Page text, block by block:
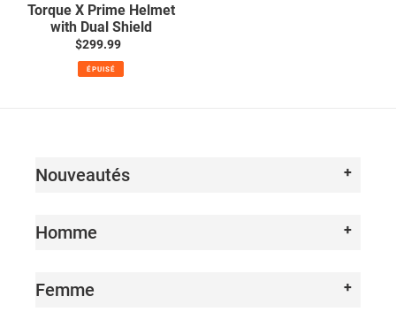
Torque X Prime Helmet
with Dual Shield
Prix
normal
$299.99
ÉPUISÉ
Nouveautés
Homme
Femme